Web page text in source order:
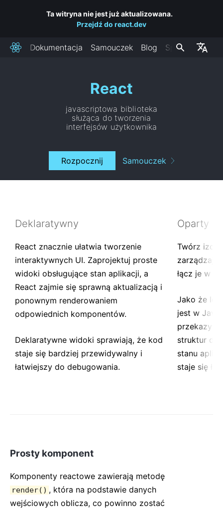
Ta witryna nie jest już aktualizowana.
Przejdź do react.dev
ReactDokumentacja Samouczek Blog Społeczność
React
javascriptowa biblioteka
służąca do tworzenia
interfejsów użytkownika
Rozpocznij Samouczek
Deklaratywny
React znacznie ułatwia tworzenie
interaktywnych UI. Zaprojektuj proste
widoki obsługujące stan aplikacji, a
React zajmie się sprawną aktualizacją i
ponownym renderowaniem
odpowiednich komponentów.
Deklaratywne widoki sprawiają, że kod
staje się bardziej przewidywalny i
łatwiejszy do debugowania.
Oparty
Twórz
zarządzają
łącz je w
Jako że
jest w
struktur
stanu
staje się
Prosty komponent
Komponenty reactowe zawierają metodę
render() , która na podstawie danych
wejściowych oblicza, co powinno zostać